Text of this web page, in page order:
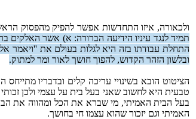
ולכאורה, איזו התחדשות אפשר להפיק מהפסוק
תמיד לנגד עיניו הידיעה הברורה: א) אשר האלקים
התחלת עבודתו בזה היא לגלות בעולם את ''ויאמר
ובלשון הזהר הקדוש, להפוך חושך לאור ומר למתוק.
הציטוט הובא בשינויי עריכה קלים ובדבריו
טבעית היא לחשוב שאני בעל בית על עצמי ולכן
בעל הבית האמיתי, מי שברא את הכל ומהווה את
האמיתי וגם יזכור שהוא עצמו חי בחושך.